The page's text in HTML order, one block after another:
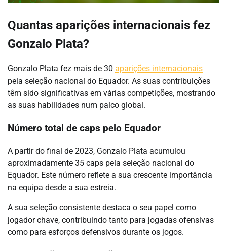
Quantas aparições internacionais fez
Gonzalo Plata?
Gonzalo Plata fez mais de 30 aparições internacionais
pela seleção nacional do Equador. As suas contribuições
têm sido significativas em várias competições, mostrando
as suas habilidades num palco global.
Número total de caps pelo Equador
A partir do final de 2023, Gonzalo Plata acumulou
aproximadamente 35 caps pela seleção nacional do
Equador. Este número reflete a sua crescente importância
na equipa desde a sua estreia.
A sua seleção consistente destaca o seu papel como
jogador chave, contribuindo tanto para jogadas ofensivas
como para esforços defensivos durante os jogos.